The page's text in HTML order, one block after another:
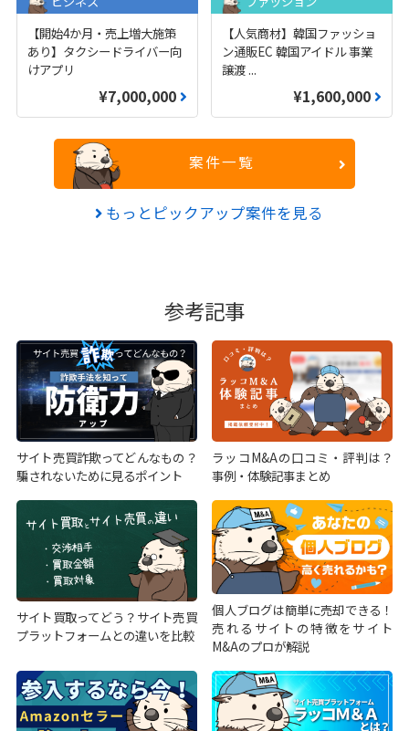
【開始4か月・売上増大施策
あり】タクシードライバー向
けアプリ
¥7,000,000
【人気商材】韓国ファッショ
ン通販EC 韓国アイドル 事業
譲渡 ...
¥1,600,000
案件一覧
もっとピックアップ案件を見る
参考記事
サイト売買詐欺ってどんなもの？
騙されないために見るポイント
ラッコM&Aの口コミ・評判は？
事例・体験記事まとめ
サイト買取ってどう？サイト売買
プラットフォームとの違いを比較
個人ブログは簡単に売却できる！
売れるサイトの特徴をサイト
M&Aのプロが解説